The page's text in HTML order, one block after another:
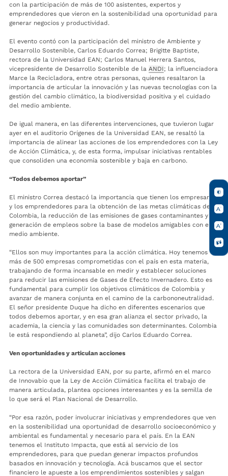
con la participación de más de 100 asistentes, expertos y
emprendedores que vieron en la sostenibilidad una oportunidad para
generar negocios y productividad.
El evento contó con la participación del ministro de Ambiente y
Desarrollo Sostenible, Carlos Eduardo Correa; Brigitte Baptiste,
rectora de la Universidad EAN; Carlos Manuel Herrera Santos,
vicepresidente de Desarrollo Sostenible de la ANDI; la influenciadora
Marce la Recicladora, entre otras personas, quienes resaltaron la
importancia de articular la innovación y las nuevas tecnologías con la
gestión del cambio climático, la biodiversidad positiva y el cuidado
del medio ambiente.
De igual manera, en las diferentes intervenciones, que tuvieron lugar
ayer en el auditorio Orígenes de la Universidad EAN, se resaltó la
importancia de alinear las acciones de los emprendedores con la Ley
de Acción Climática, y, de esta forma, impulsar iniciativas rentables
que consoliden una economía sostenible y baja en carbono.
“Todos debemos aportar”
El ministro Correa destacó la importancia que tienen los empresarios
y los emprendedores para la obtención de las metas climáticas de
Colombia, la reducción de las emisiones de gases contaminantes y la
generación de empleos sobre la base de modelos amigables con el
medio ambiente.
“Ellos son muy importantes para la acción climática. Hoy tenemos
más de 500 empresas comprometidas con el país en esta materia,
trabajando de forma incansable en medir y establecer soluciones
para reducir las emisiones de Gases de Efecto Invernadero. Esto es
fundamental para cumplir los objetivos climáticos de Colombia y
avanzar de manera conjunta en el camino de la carbononeutralidad.
El señor presidente Duque ha dicho en diferentes escenarios que
todos debemos aportar, y en esa gran alianza el sector privado, la
academia, la ciencia y las comunidades son determinantes. Colombia
le está respondiendo al planeta”, dijo Carlos Eduardo Correa.
Ven oportunidades y articulan acciones
La rectora de la Universidad EAN, por su parte, afirmó en el marco
de Innovabio que la Ley de Acción Climática facilita el trabajo de
manera articulada, plantea opciones interesantes y es la semilla de
lo que será el Plan Nacional de Desarrollo.
“Por esa razón, poder involucrar iniciativas y emprendedores que ven
en la sostenibilidad una oportunidad de desarrollo socioeconómico y
ambiental es fundamental y necesario para el país. En la EAN
tenemos el Instituto Impacta, que está al servicio de los
emprendedores, para que puedan generar impactos profundos
basados en innovación y tecnología. Acá buscamos que el sector
financiero le apueste a los emprendimientos sostenibles y salgan